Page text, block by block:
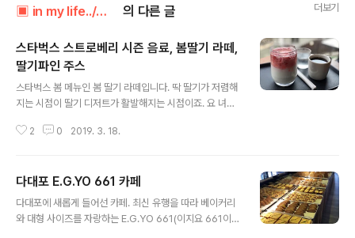
▣ in my life../┗ 버섯메뉴판 의 다른 글 더보기
스타벅스 스트로베리 시즌 음료, 봄딸기 라떼,
딸기파인 주스
스타벅스 봄 메뉴인 봄 딸기 라떼입니다. 딱 딸기가 저렴해
지는 시점이 딸기 디저트가 활발해지는 시점이죠. 요 녀석
뭐 이런 느낌 있잖아요? 딱 그 맛. 솔직히 쿠폰도 안먹는 녀
딱 그 컬러입니다. 이건 맛있어요. 딸기+파인애플 조합이
면 사실 맛 없기 힘들죠 ㅋ
2 0 2019. 3. 18.
다대포 E.G.YO 661 카페
다대포에 새롭게 들어선 카페. 최신 유행을 따라 베이커리
와 대형 사이즈를 자랑하는 E.G.YO 661(이지요 661이라